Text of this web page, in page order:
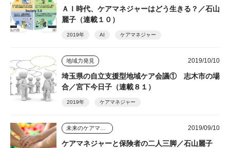
ＡＩ時代、ケアマネジャーはどう生きる？／石山
麗子（連載１０）
2019年 AI ケアマネジャー
地域力発見 2019/10/10
埼玉県の自立支援型地域ケア会議① 志木市の場
合／宮下今日子（連載８１）
2019年 ケアマネジャー
2019/09/10
ケアマネジャーと保険者の二人三脚／石山麗子